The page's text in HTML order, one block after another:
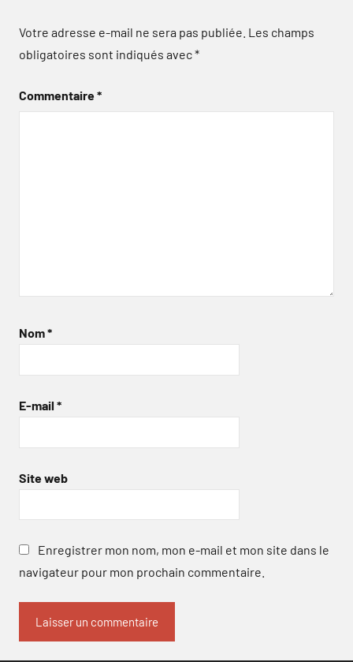
Votre adresse e-mail ne sera pas publiée. Les champs
obligatoires sont indiqués avec*
Commentaire*
Nom*
E-mail *
Site web
Enregistrer mon nom, mon e-mail et mon site dans le
navigateur pour mon prochain commentaire.